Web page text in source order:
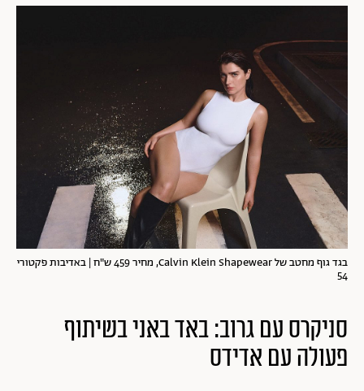
בגד גוף מחטב של Calvin Klein Shapewear, מחיר 459 ש"ח | באדיבות פקטורי
54
סניקרס עם גרוב: באד באני בשיתוף
פעולה עם אדידס